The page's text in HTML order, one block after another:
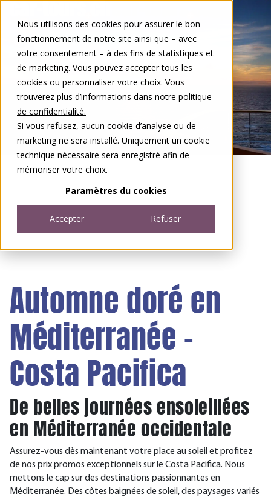
Nous utilisons des cookies pour assurer le bon
fonctionnement de notre site ainsi que – avec
votre consentement – à des fins de statistiques et
de marketing. Vous pouvez accepter tous les
cookies ou personnaliser votre choix. Vous
trouverez plus d’informations dans notre politique
de confidentialité.
Si vous refusez, aucun cookie d’analyse ou de
marketing ne sera installé. Uniquement un cookie
technique nécessaire sera enregistré afin de
mémoriser votre choix.
Paramètres du cookies
Accepter Refuser
DEFR
Open menu
Automne doré en
Méditerranée -
Costa Pacifica
De belles journées ensoleillées
en Méditerranée occidentale
Assurez-vous dès maintenant votre place au soleil et profitez
de nos prix promos exceptionnels sur le Costa Pacifica. Nous
mettons le cap sur des destinations passionnantes en
Méditerranée. Des côtes baignées de soleil, des paysages variés